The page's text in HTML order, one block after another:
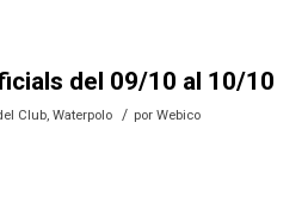
del 09/10 al 10/10
Club ,Waterpolo / porWebico